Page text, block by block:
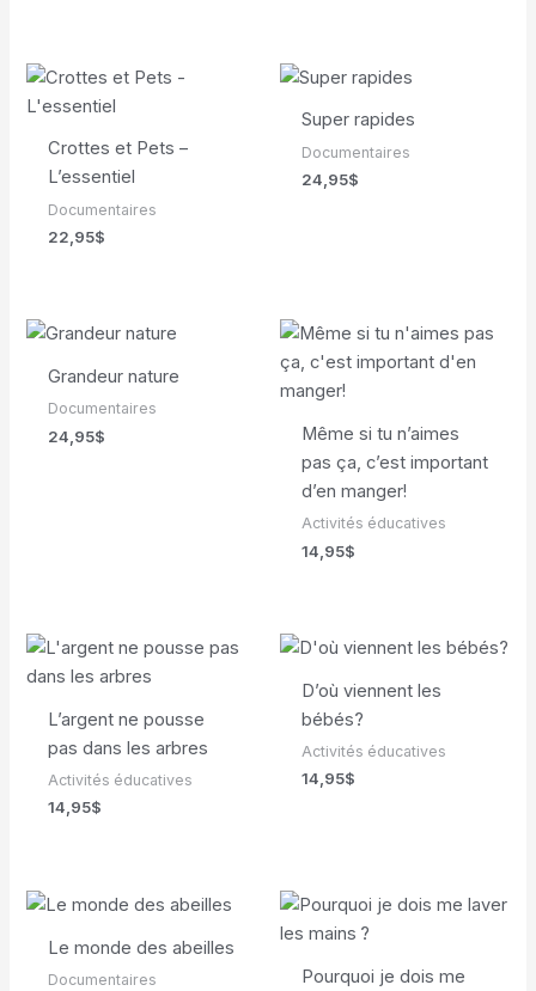
Crottes et Pets –
L’essentiel
Documentaires
22,95$
Super rapides
Documentaires
24,95$
Grandeur nature
Documentaires
24,95$
Même si tu n’aimes
pas ça, c’est important
d’en manger!
Activités éducatives
14,95$
L’argent ne pousse
pas dans les arbres
Activités éducatives
14,95$
D’où viennent les
bébés?
Activités éducatives
14,95$
Le monde des abeilles
Documentaires Pourquoi je dois me